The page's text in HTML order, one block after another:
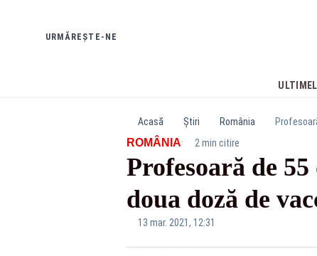
URMĂREȘTE-NE
Acasă Știri România
ROMÂNIA· 2 min citire
Profesoară de
doua doză de
13 mar. 2021, 12:31
vaccin spania